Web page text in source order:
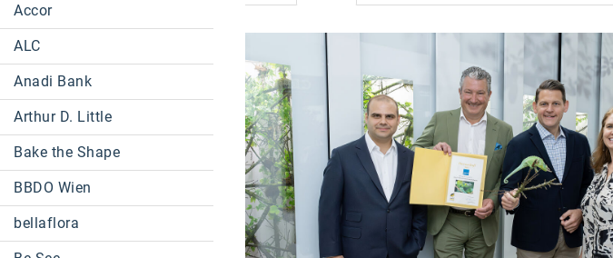
Accor
ALC
Anadi Bank
Arthur D. Little
Bake the Shape
BBDO Wien
bellaflora